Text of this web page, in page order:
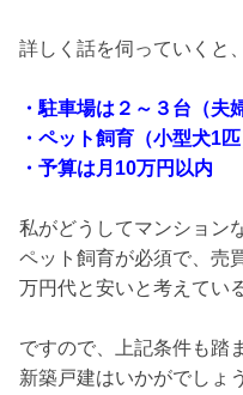
詳しく話を伺っていくと
・駐車場は２～３台（夫
・ペット飼育（小型犬1匹
・予算は月10万円以内
私がどうしてマンション
ペット飼育が必須で、売
万円代と安いと考えてい
ですので、上記条件も踏
新築戸建はいかがでしょ